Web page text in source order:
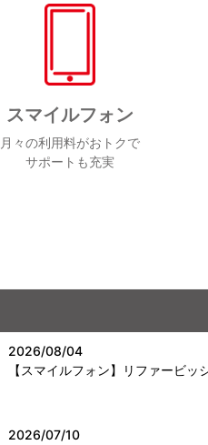
スマイルフォン
月々の利用料がおトクで
サポートも充実
2026/08/04
【スマイルフォン】リファービ
2026/07/10